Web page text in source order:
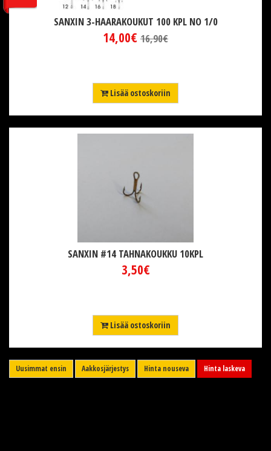
SANXIN 3-HAARAKOUKUT 100 KPL NO 1/0
14,00€ 16,90€
Lisää ostoskoriin
SANXIN #14 TAHNAKOUKKU 10KPL
3,50€
Lisää ostoskoriin
Uusimmat ensin Aakkosjärjestys Hinta nouseva Hinta laskeva